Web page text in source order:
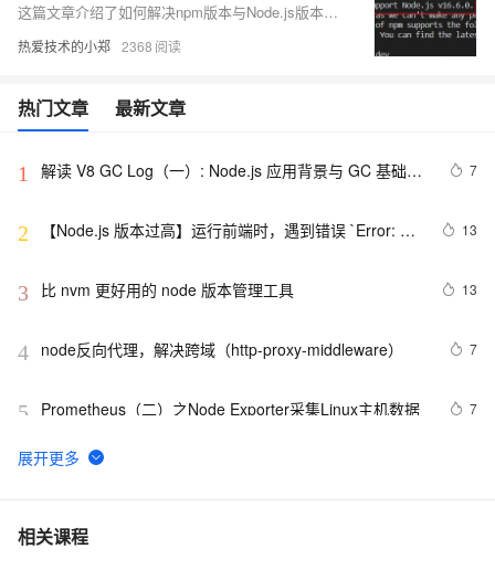
这篇文章介绍了如何解决npm版本与Node.js版本不兼容的问题，提供了查看当前npm和Node.js版本的步骤，以及如何根据Node.js版本选择合适的npm版本并进行升级的详细指导。
热爱技术的小郑 2368
热门文章 最新文章
1
解读 V8 GC Log（一）: Node.js 应用背景与 GC 基础知
7
2
【Node.js 版本过高】运行前端时，遇到错误 `Error:
routines::unsupported`
13
3 比 nvm 更好用的 node 版本管理工具 13
4 node反向代理，解决跨域（http-proxy-middleware） 7
5 Prometheus（二）之Node Exporter采集Linux主机数据 7
6 node.js: ws服务端和WebSocket客户端交互示例
7 Apache Dubbo 首个 Node.js 3.0-alpha 版本正式发布
相关课程